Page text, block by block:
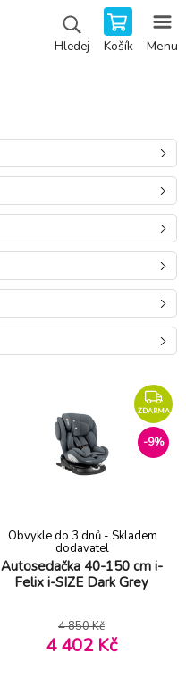
Hledej Košík Menu
ZDARMA
-9%
Autosedačka 40-150 cm i-
Felix i-SIZE Dark Grey
Obvykle do 3 dnů - Skladem
dodavatel
4 850 Kč
4 402 Kč